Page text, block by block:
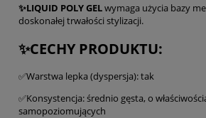
✨LIQUID POLY GELwymaga użycia bazy
doskonałej trwałości stylizacji.
✨CECHY PRODUKTU:
✅Warstwa lepka (dyspersja): tak
✅Konsystencja: średnio gęsta, o
samopoziomujących